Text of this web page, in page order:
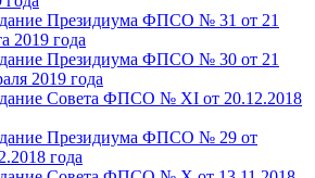
Президиума ФПСО № 31 от 21
2019 года
Президиума ФПСО № 30 от 21
2019 года
Совета ФПСО № XI от 20.12.2018
Президиума ФПСО № 29 от
года